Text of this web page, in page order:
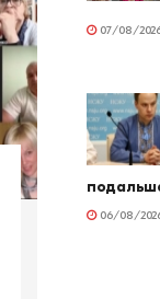
07/08/
06/08/